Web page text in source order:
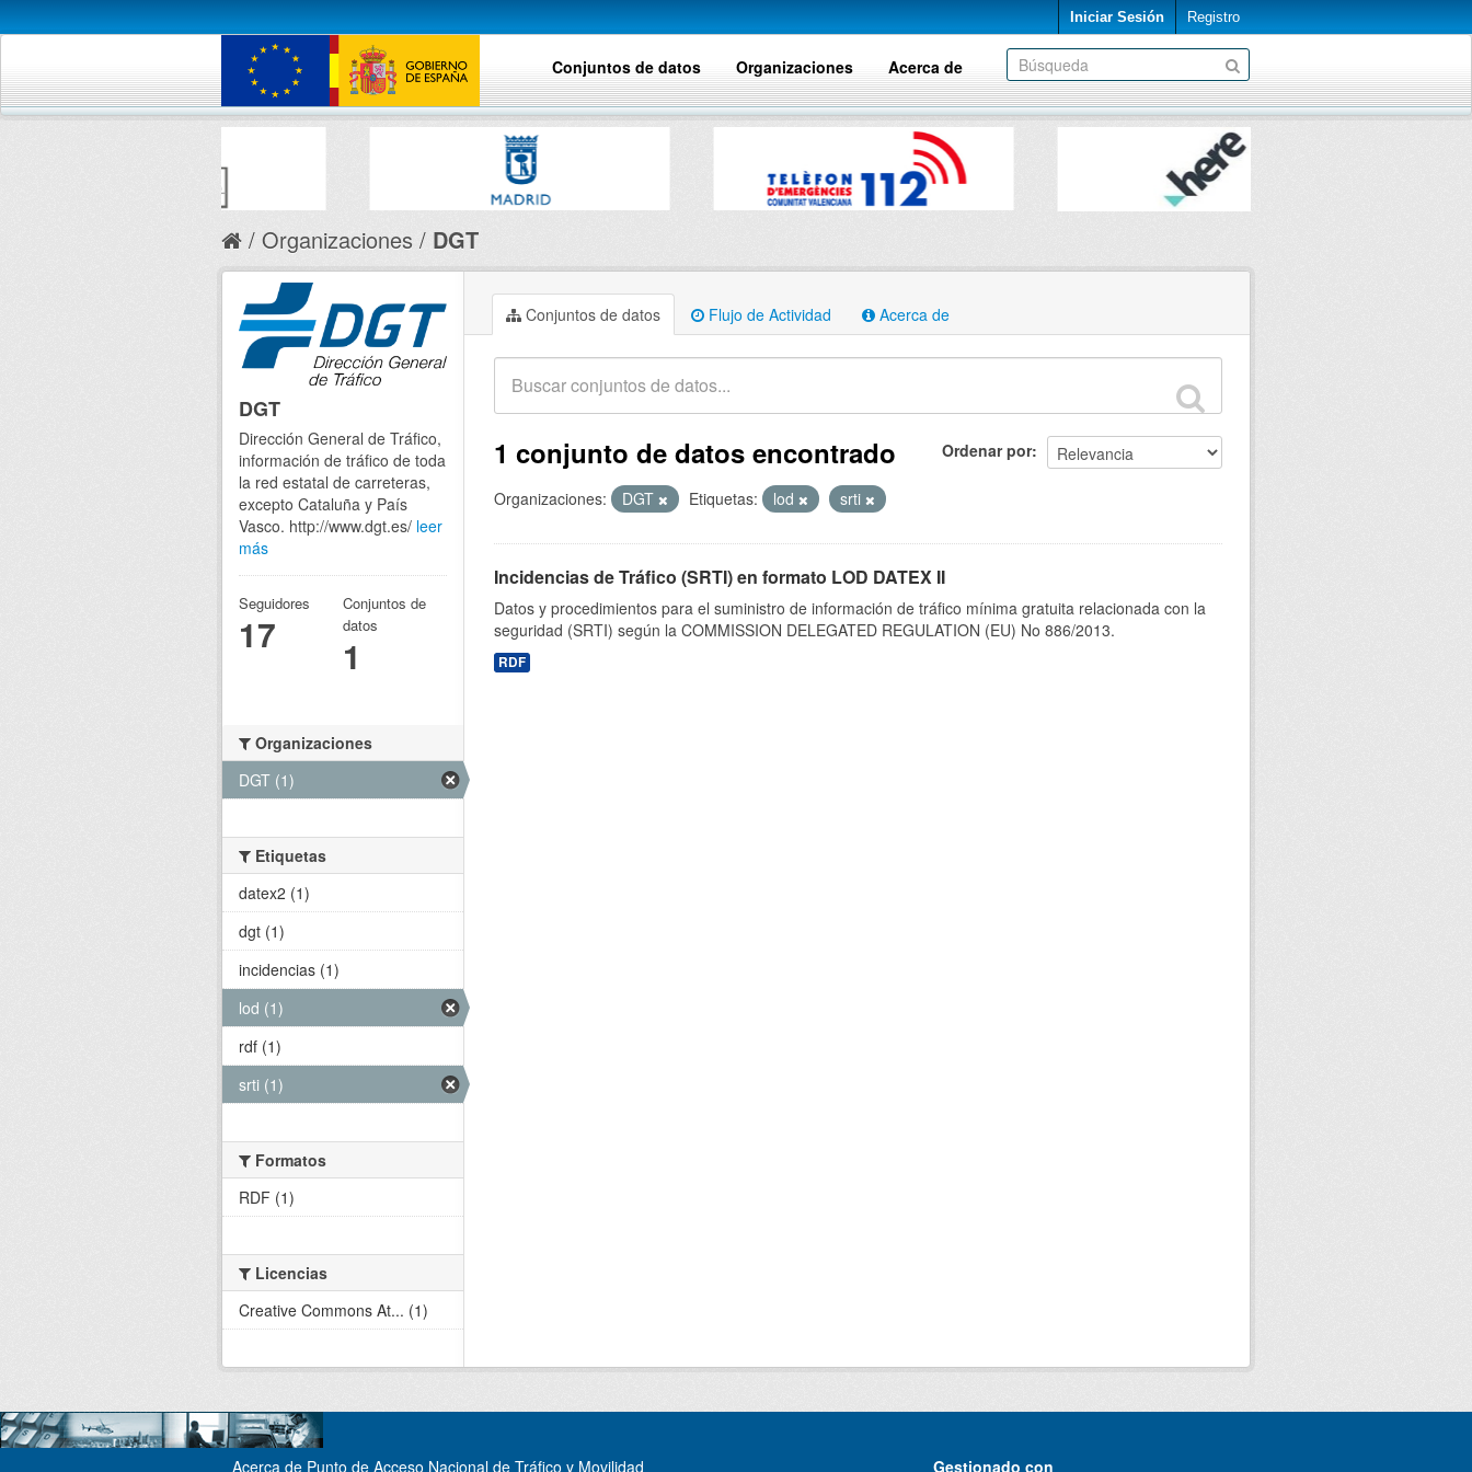
Iniciar Sesión Registro
Conjuntos de datos Organizaciones Acerca de
Organizaciones DGT
Conjuntos de datos Flujo de Actividad Acerca de
Ordenar por
1 conjunto de datos encontrado
Organizaciones: DGT Etiquetas: lod srti
Incidencias de Tráfico (SRTI) en formato LOD DATEX II
Datos y procedimientos para el suministro de información de tráfico mínima gratuita relacionada con la
seguridad (SRTI) según la COMMISSION DELEGATED REGULATION (EU) No 886/2013.
RDF
DGT
Dirección General de Tráfico,
información de tráfico de toda
la red estatal de carreteras,
excepto Cataluña y País
Vasco. http://www.dgt.es/ leer
más
Seguidores
17
Conjuntos de
datos
1
Organizaciones
DGT (1)
Etiquetas
datex2 (1)
dgt (1)
incidencias (1)
lod (1)
rdf (1)
srti (1)
Formatos
RDF (1)
Licencias
Creative Commons At... (1)
Acerca de Punto de Acceso Nacional de Tráfico y Movilidad Gestionado con